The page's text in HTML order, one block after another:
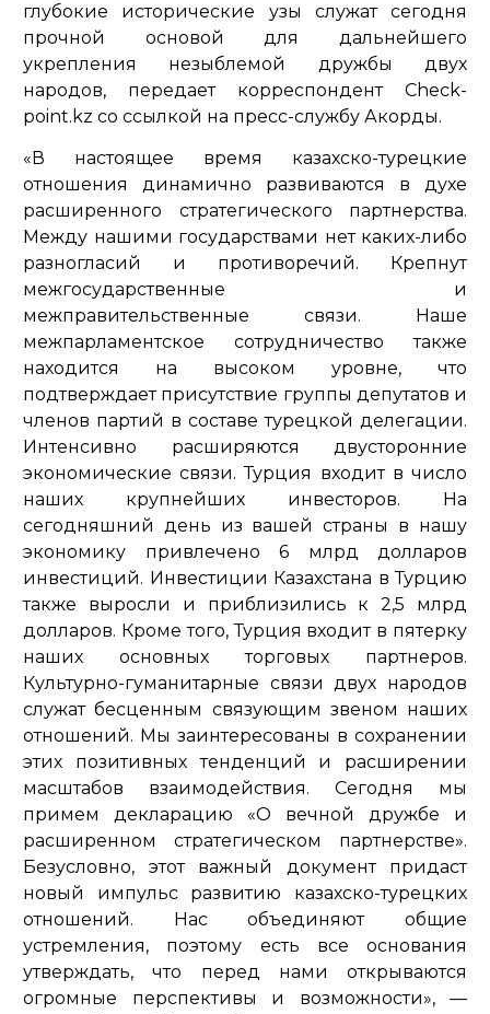
глубокие исторические узы служат сегодня
прочной основой для дальнейшего
укрепления незыблемой дружбы двух
народов, передает корреспондент Check-
point.kz со ссылкой на пресс-службу Акорды.
«В настоящее время казахско-турецкие
отношения динамично развиваются в духе
расширенного стратегического партнерства.
Между нашими государствами нет каких-либо
разногласий и противоречий. Крепнут
межгосударственные и
межправительственные связи. Наше
межпарламентское сотрудничество также
находится на высоком уровне, что
подтверждает присутствие группы депутатов и
членов партий в составе турецкой делегации.
Интенсивно расширяются двусторонние
экономические связи. Турция входит в число
наших крупнейших инвесторов. На
сегодняшний день из вашей страны в нашу
экономику привлечено 6 млрд долларов
инвестиций. Инвестиции Казахстана в Турцию
также выросли и приблизились к 2,5 млрд
долларов. Кроме того, Турция входит в пятерку
наших основных торговых партнеров.
Культурно-гуманитарные связи двух народов
служат бесценным связующим звеном наших
отношений. Мы заинтересованы в сохранении
этих позитивных тенденций и расширении
масштабов взаимодействия. Сегодня мы
примем декларацию «О вечной дружбе и
расширенном стратегическом партнерстве».
Безусловно, этот важный документ придаст
новый импульс развитию казахско-турецких
отношений. Нас объединяют общие
устремления, поэтому есть все основания
утверждать, что перед нами открываются
огромные перспективы и возможности»,—